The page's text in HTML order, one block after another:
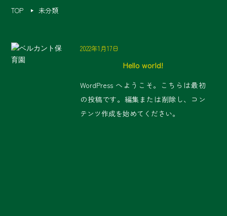
TOP 未分類
2022年1月17日
Hello world!
WordPress へようこそ。こちらは最初
の投稿です。編集または削除し、コン
テンツ作成を始めてください。